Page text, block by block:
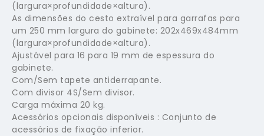
(largura×profundidade×altura).
As dimensões do cesto extraível para garrafas para
um 250 mm largura do gabinete: 202x469x484mm
(largura×profundidade×altura).
Ajustável para 16 para 19 mm de espessura do
gabinete.
Com/Sem tapete antiderrapante.
Com divisor 4S/Sem divisor.
Carga máxima 20 kg.
Acessórios opcionais disponíveis : Conjunto de
acessórios de fixação inferior.